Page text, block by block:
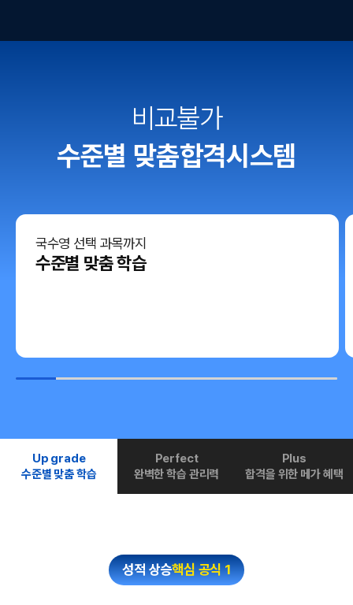
비교불가
수준별 맞춤합격시스템
국수영 선택 과목까지
수준별 맞춤 학습
Up grade
수준별 맞춤 학습
Perfect
완벽한 학습 관리력
Plus
합격을 위한 메가 혜택
성적 상승핵심 공식 1